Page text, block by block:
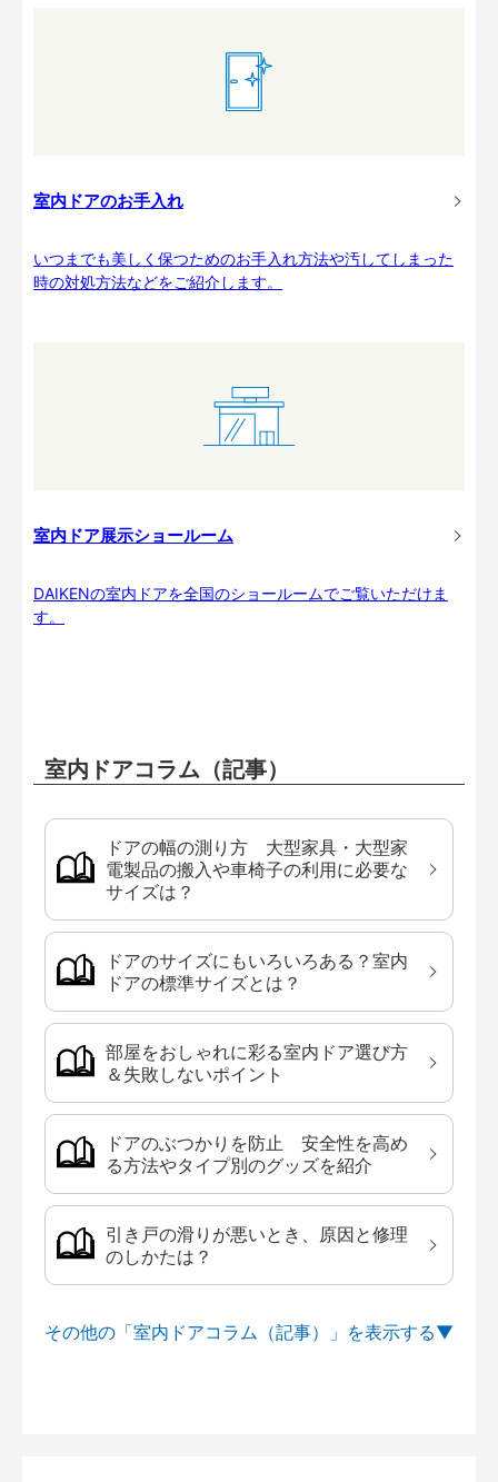
室内ドアのお手入れ
いつまでも美しく保つためのお手入れ方法や汚してしまった
時の対処方法などをご紹介します。
室内ドア展示ショールーム
DAIKENの室内ドアを全国のショールームでご覧いただけま
す。
室内ドアコラム（記事）
ドアの幅の測り方 大型家具・大型家
電製品の搬入や車椅子の利用に必要な
サイズは？
ドアのサイズにもいろいろある？室内
ドアの標準サイズとは？
部屋をおしゃれに彩る室内ドア選び方
＆失敗しないポイント
ドアのぶつかりを防止 安全性を高め
る方法やタイプ別のグッズを紹介
引き戸の滑りが悪いとき、原因と修理
のしかたは？
その他の「室内ドアコラム（記事）」を